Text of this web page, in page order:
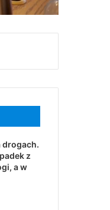
drogach.
z
a w